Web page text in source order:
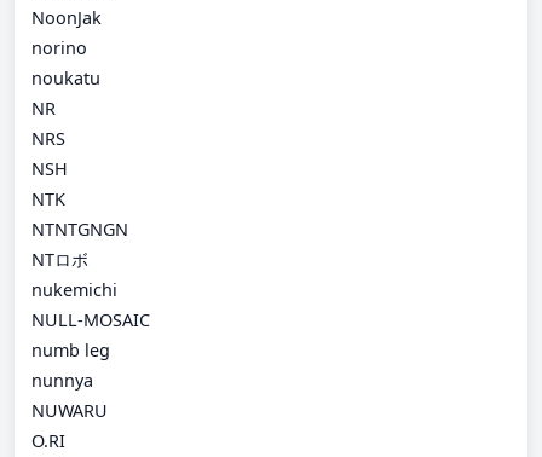
NoonJak
norino
noukatu
NR
NRS
NSH
NTK
NTNTGNGN
NTロボ
nukemichi
NULL-MOSAIC
numb leg
nunnya
NUWARU
O.RI